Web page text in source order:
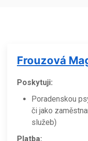
Frouzová
Poskytuji:
Poradenskou
či jako
služeb)
Platba: